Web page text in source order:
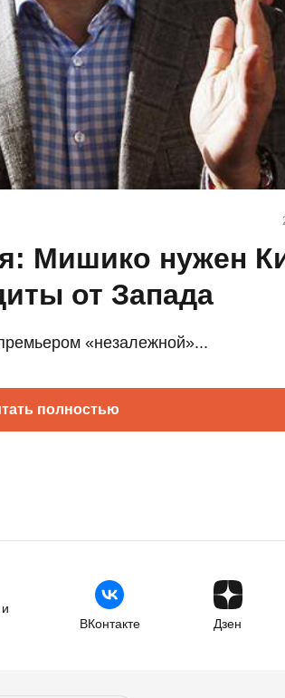
Мишико нужен
от Запада
«незалежной»...
полностью
ВКонтакте Дзен